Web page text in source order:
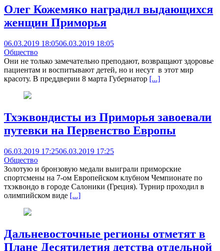
Олег Кожемяко наградил выдающихся
женщин Приморья
06.03.2019 18:0506.03.2019 18:05
Общество
Они не только замечательно преподают, возвращают здоровье
пациентам и воспитывают детей, но и несут в этот мир
красоту. В преддверии 8 марта Губернатор [...]
Тхэквондисты из Приморья завоевали
путевки на Первенство Европы
06.03.2019 17:2506.03.2019 17:25
Общество
Золотую и бронзовую медали выиграли приморские
спортсмены на 7-ом Европейском клубном Чемпионате по
тхэквондо в городе Салоники (Греция). Турнир проходил в
олимпийском виде [...]
Дальневосточные регионы отметят в
Плане Десятилетия детства отдельной